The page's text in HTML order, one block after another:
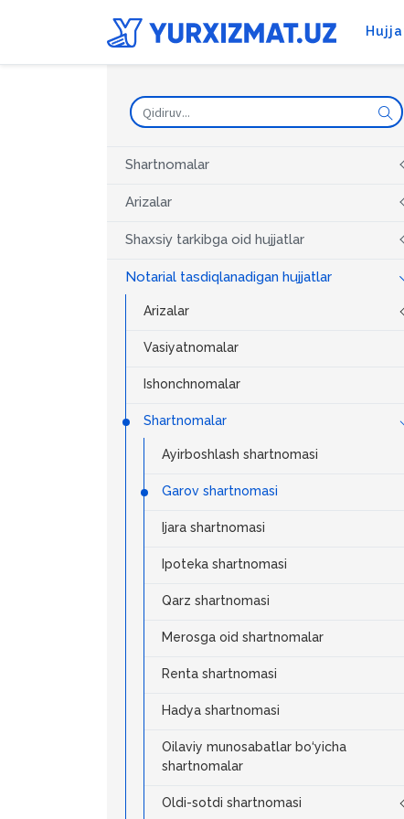
Shartnomalar
Arizalar
Shaxsiy tarkibga oid hujjatlar
Notarial tasdiqlanadigan hujjatlar
Arizalar
Vasiyatnomalar
Ishonchnomalar
Shartnomalar
Ayirboshlash shartnomasi
Garov shartnomasi
Ijara shartnomasi
Ipoteka shartnomasi
Qarz shartnomasi
Merosga oid shartnomalar
Renta shartnomasi
Hadya shartnomasi
Oilaviy munosabatlar bo‘yicha
shartnomalar
Oldi-sotdi shartnomasi